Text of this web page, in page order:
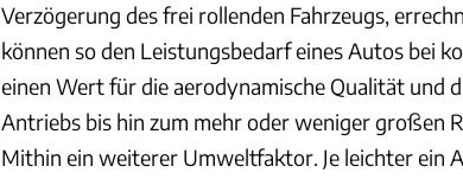
Verzögerung des frei rollenden Fahrzeugs,
können so den Leistungsbedarf eines Autos bei
einen Wert für die aerodynamische Qualität und
Antriebs bis hin zum mehr oder weniger großen
Mithin ein weiterer Umweltfaktor. Je leichter ein